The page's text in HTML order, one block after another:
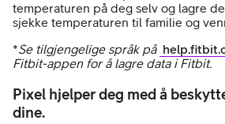
temperaturen på deg selv og lagre
sjekke temperaturen til familie og
*Se tilgjengelige språk på
Fitbit-appen for å lagre data i Fitbit.
Pixel hjelper deg med å
dine.